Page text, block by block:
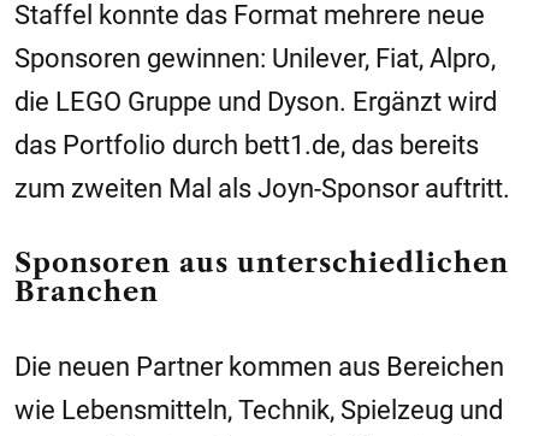
Staffel konnte das Format mehrere neue
Sponsoren gewinnen: Unilever, Fiat, Alpro,
die LEGO Gruppe und Dyson. Ergänzt wird
das Portfolio durch bett1.de, das bereits
zum zweiten Mal als Joyn-Sponsor auftritt.
Sponsoren aus unterschiedlichen
Branchen
Die neuen Partner kommen aus Bereichen
wie Lebensmitteln, Technik, Spielzeug und